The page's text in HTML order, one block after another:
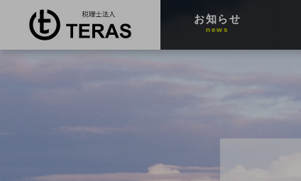
お知らせ
news